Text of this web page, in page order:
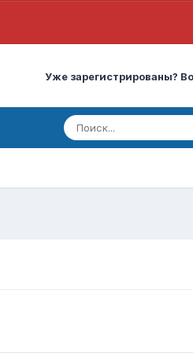
Уже зарегистрированы?